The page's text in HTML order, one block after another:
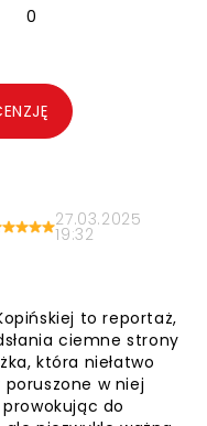
0
27.03.2025
19:32
to reportaż,
ciemne strony
która niełatwo
w niej
do